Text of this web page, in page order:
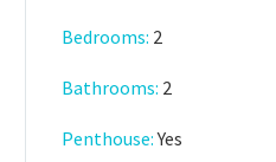
Bedrooms: 2
Bathrooms: 2
Penthouse:Yes